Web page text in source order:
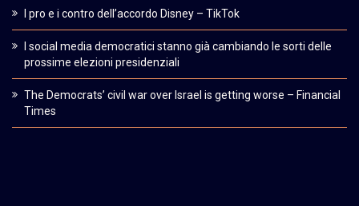
I pro e i contro dell’accordo Disney – TikTok
I social media democratici stanno già cambiando le sorti delle
prossime elezioni presidenziali
The Democrats’ civil war over Israel is getting worse – Financial
Times